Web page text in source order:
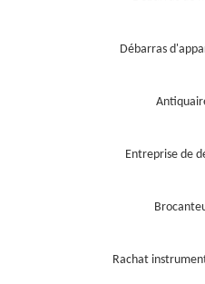
Débarras
Entreprise de
Rachat